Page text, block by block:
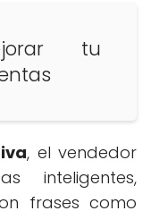
tu
, el vendedor
inteligentes,
frases como